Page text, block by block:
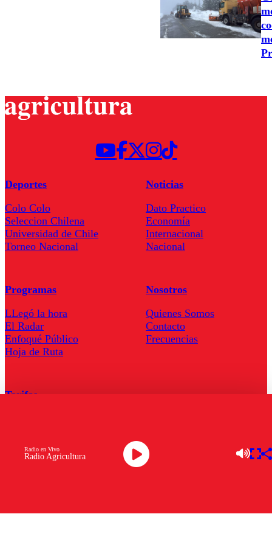
Radio Agricultura
Radio en Vivo
Deportes
Colo Colo
Seleccion Chilena
Universidad de Chile
Torneo Nacional
Noticias
Dato Practico
Economía
Internacional
Nacional
Programas
LLegó la hora
El Radar
Enfoqué Público
Hoja de Ruta
Nosotros
Quienes Somos
Contacto
Frecuencias
Tarifas
Descarga la APP